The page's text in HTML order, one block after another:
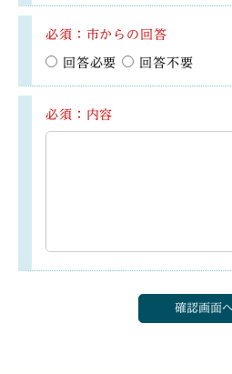
必須：市からの回答
回答必要 回答不要
必須：内容